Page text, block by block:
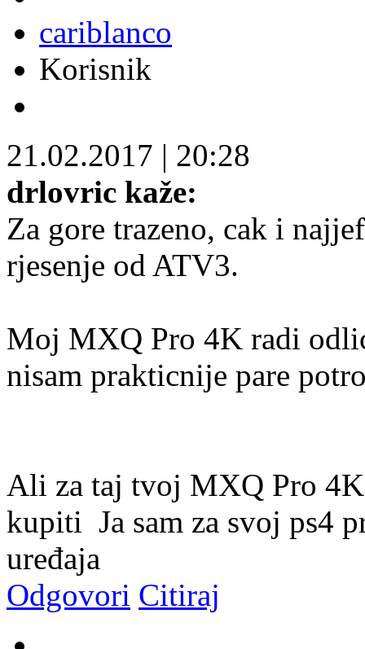
cariblanco
Korisnik
21.02.2017 | 20:28
drlovric kaže:
Za gore trazeno, cak i
rjesenje od ATV3.
Moj MXQ Pro 4K radi
nisam prakticnije pare
Ali za taj tvoj MXQ Pro
kupiti Ja sam za svoj ps4
uređaja
Odgovori Citiraj